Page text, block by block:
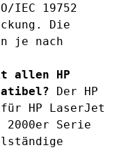
IEC 19752
Die
je nach
allen HP
Der HP
HP LaserJet
2000er Serie